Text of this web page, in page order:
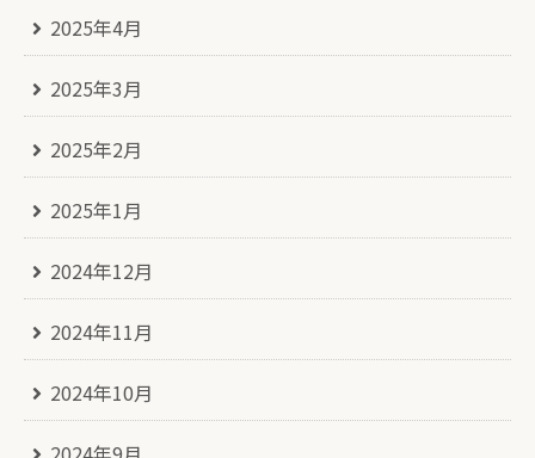
2025年4月
2025年3月
2025年2月
2025年1月
2024年12月
2024年11月
2024年10月